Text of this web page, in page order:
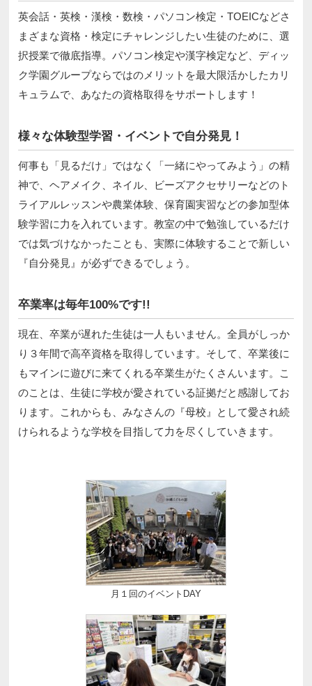
英会話・英検・漢検・数検・パソコン検定・TOEICなどさ
まざまな資格・検定にチャレンジしたい生徒のために、選
択授業で徹底指導。パソコン検定や漢字検定など、ディッ
ク学園グループならではのメリットを最大限活かしたカリ
キュラムで、あなたの資格取得をサポートします！
様々な体験型学習・イベントで自分発見！
何事も「見るだけ」ではなく「一緒にやってみよう」の精
神で、ヘアメイク、ネイル、ビーズアクセサリーなどのト
ライアルレッスンや農業体験、保育園実習などの参加型体
験学習に力を入れています。教室の中で勉強しているだけ
では気づけなかったことも、実際に体験することで新しい
『自分発見』が必ずできるでしょう。
卒業率は毎年100%です!!
現在、卒業が遅れた生徒は一人もいません。全員がしっか
り３年間で高卒資格を取得しています。そして、卒業後に
もマインに遊びに来てくれる卒業生がたくさんいます。こ
のことは、生徒に学校が愛されている証拠だと感謝してお
ります。これからも、みなさんの『母校』として愛され続
けられるような学校を目指して力を尽くしていきます。
月１回のイベントDAY